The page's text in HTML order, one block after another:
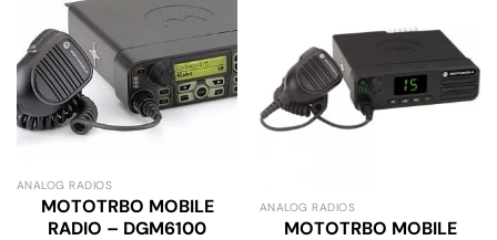
ANALOG RADIOS
MOTOTRBO MOBILE
RADIO – DGM6100
ANALOG RADIOS
MOTOTRBO MOBILE